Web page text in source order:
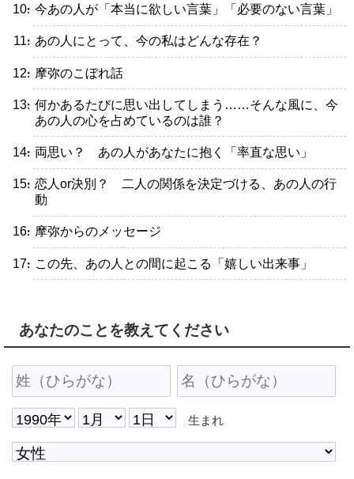
・今あの人が「本当に欲しい言葉」「必要のない言葉」
・あの人にとって、今の私はどんな存在？
・摩弥のこぼれ話
・何かあるたびに思い出してしまう……そんな風に、今
あの人の心を占めているのは誰？
・両思い？ あの人があなたに抱く「率直な思い」
・恋人or決別？ 二人の関係を決定づける、あの人の行
動
・摩弥からのメッセージ
・この先、あの人との間に起こる「嬉しい出来事」
あなたのことを教えてください
生まれ